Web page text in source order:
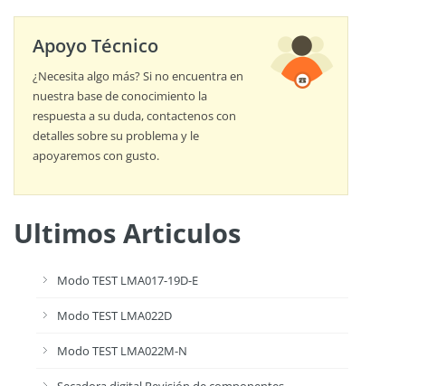
Apoyo Técnico
¿Necesita algo más? Si no encuentra en
nuestra base de conocimiento la
respuesta a su duda, contactenos con
detalles sobre su problema y le
apoyaremos con gusto.
Ultimos Articulos
Modo TEST LMA017-19D-E
Modo TEST LMA022D
Modo TEST LMA022M-N